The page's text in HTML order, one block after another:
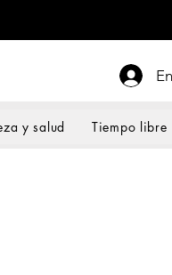
y salud Tiempo libre